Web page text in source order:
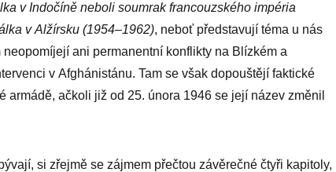
v Indočíně neboli soumrak francouzského impéria
v Alžírsku (1954–1962), neboť představují téma u nás
ani permanentní konflikty na Blízkém a
v Afghánistánu. Tam se však dopouštějí faktické
armádě, ačkoli již od 25. února 1946 se její název změnil
si zřejmě se zájmem přečtou závěrečné čtyři kapitoly,